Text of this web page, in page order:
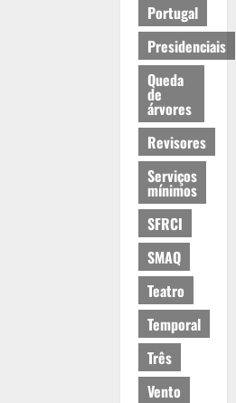
Portugal
Presidenciais
Queda
de
árvores
Revisores
Serviços
mínimos
SFRCI
SMAQ
Teatro
Temporal
Três
Vento